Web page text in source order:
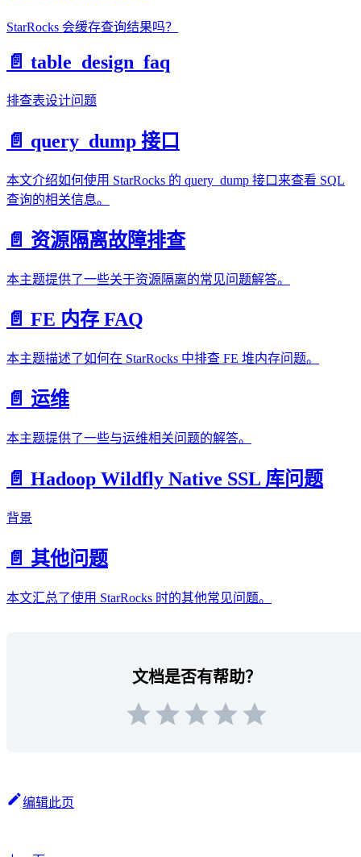
StarRocks 会缓存查询结果吗？
📄️ table_design_faq
排查表设计问题
📄️ query_dump 接口
本文介绍如何使用 StarRocks 的 query_dump 接口来查看 SQL
查询的相关信息。
📄️ 资源隔离故障排查
本主题提供了一些关于资源隔离的常见问题解答。
📄️ FE 内存 FAQ
本主题描述了如何在 StarRocks 中排查 FE 堆内存问题。
📄️ 运维
本主题提供了一些与运维相关问题的解答。
📄️ Hadoop Wildfly Native SSL 库问题
背景
📄️ 其他问题
本文汇总了使用 StarRocks 时的其他常见问题。
文档是否有帮助？
编辑此页